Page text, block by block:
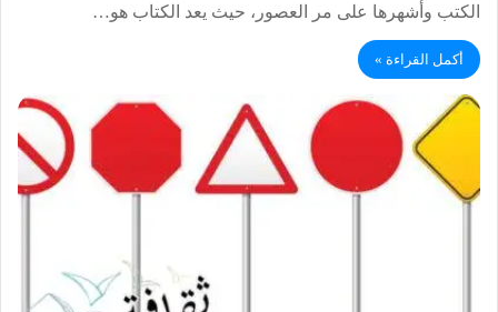
الكتب وأشهرها على مر العصور، حيث يعد الكتاب هو…
أكمل القراءة »